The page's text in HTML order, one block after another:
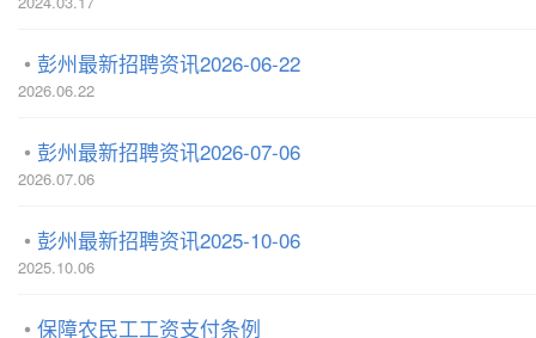
彭州最新招聘资讯2026-06-22
2026.06.22
彭州最新招聘资讯2026-07-06
2026.07.06
彭州最新招聘资讯2025-10-06
2025.10.06
保障农民工工资支付条例